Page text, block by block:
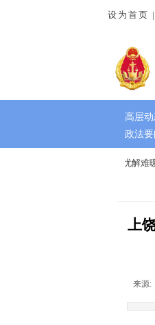
河南通许法院：排忧解难
政法要
设为首页
高层
上
来源: